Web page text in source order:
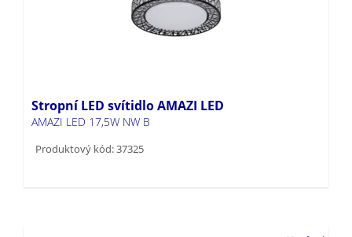
Stropní LED svítidlo AMAZI LED
AMAZI LED 17,5W NW B
Produktový kód: 37325